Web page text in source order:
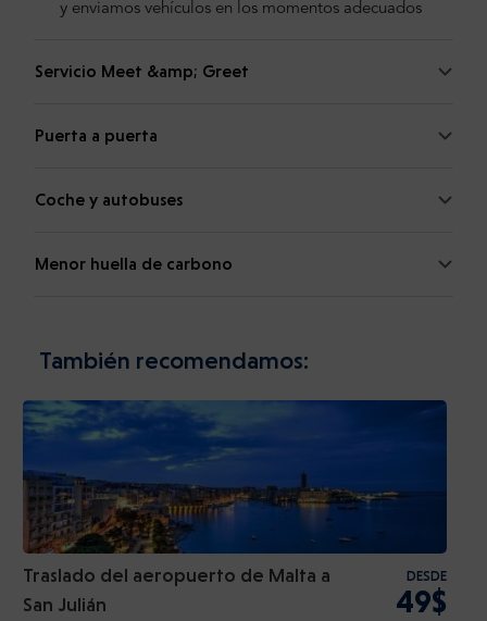
y enviamos vehículos en los momentos adecuados
Servicio Meet &amp; Greet
Puerta a puerta
Coche y autobuses
Menor huella de carbono
También recomendamos:
Traslado del aeropuerto de Malta a
San Julián
DESDE
49$